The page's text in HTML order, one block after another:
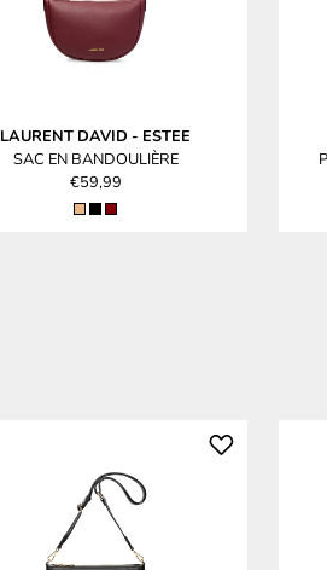
LAURENT DAVID - ESTEE
SAC EN BANDOULIÈRE
€59,99